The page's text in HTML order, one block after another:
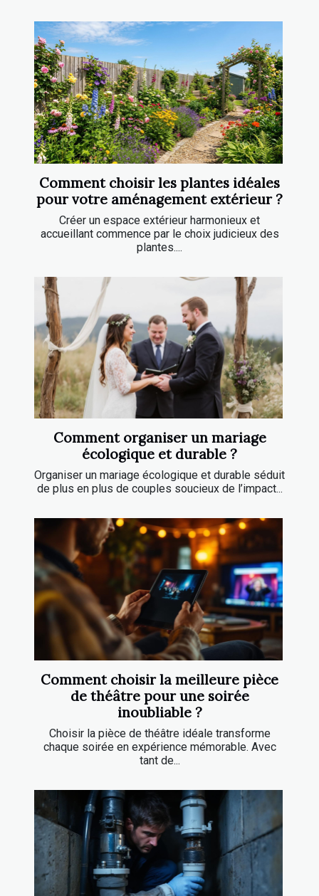
Comment choisir les plantes idéales
pour votre aménagement extérieur ?
Créer un espace extérieur harmonieux et
accueillant commence par le choix judicieux des
plantes....
Comment organiser un mariage
écologique et durable ?
Organiser un mariage écologique et durable séduit
de plus en plus de couples soucieux de l’impact...
Comment choisir la meilleure pièce
de théâtre pour une soirée
inoubliable ?
Choisir la pièce de théâtre idéale transforme
chaque soirée en expérience mémorable. Avec
tant de...